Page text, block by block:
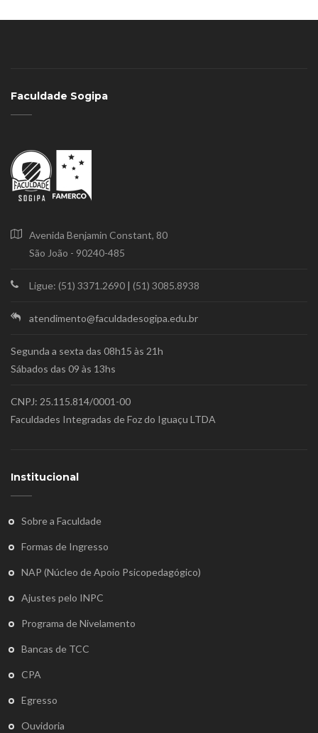
Faculdade Sogipa
Avenida Benjamin Constant, 80
São João - 90240-485
Ligue: (51) 3371.2690 | (51) 3085.8938
atendimento@faculdadesogipa.edu.br
Segunda a sexta das 08h15 às 21h
Sábados das 09 às 13hs
CNPJ: 25.115.814/0001-00
Faculdades Integradas de Foz do Iguaçu LTDA
Institucional
Sobre a Faculdade
Formas de Ingresso
NAP (Núcleo de Apoio Psicopedagógico)
Ajustes pelo INPC
Programa de Nivelamento
Bancas de TCC
CPA
Egresso
Ouvidoria